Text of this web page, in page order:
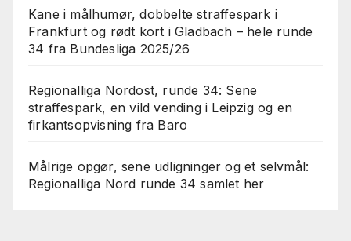
Kane i målhumør, dobbelte straffespark i
Frankfurt og rødt kort i Gladbach – hele runde
34 fra Bundesliga 2025/26
Regionalliga Nordost, runde 34: Sene
straffespark, en vild vending i Leipzig og en
firkantsopvisning fra Baro
Målrige opgør, sene udligninger og et selvmål:
Regionalliga Nord runde 34 samlet her